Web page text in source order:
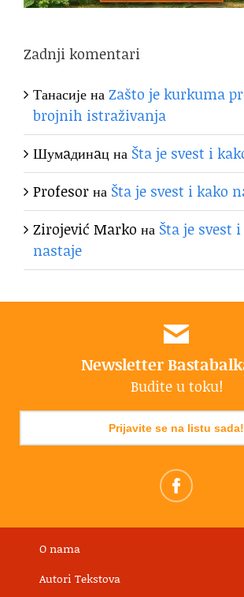
Zadnji komentari
ТанасијенаZašto je kurkuma
brojnih istraživanja
Шумaдинaцна Šta je svest i
Profesorна Šta je svest i kako
Zirojević Marko на Šta je svest
nastaje
Newsletter
Budite u toku!
Prijavite se na listu sada!
O nama
Autori Tekstova